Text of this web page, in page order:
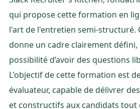
qui propose cette formation en
l'art de l'entretien semi-structuré.
donne un cadre clairement défini,
possibilité d’avoir des questions
L'objectif de cette formation est
évaluateur, capable de délivrer
et constructifs aux candidats tout